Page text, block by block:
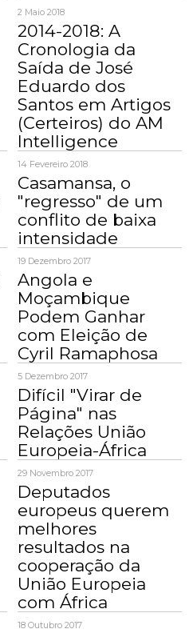
2 Maio 2018
2014-2018: A
Cronologia da
Saída de José
Eduardo dos
Santos em Artigos
(Certeiros) do AM
Intelligence
14 Fevereiro 2018
Casamansa, o
"regresso" de um
conflito de baixa
intensidade
19 Dezembro 2017
Angola e
Moçambique
Podem Ganhar
com Eleição de
Cyril Ramaphosa
5 Dezembro 2017
Difícil "Virar de
Página" nas
Relações União
Europeia-África
29 Novembro 2017
Deputados
europeus querem
melhores
resultados na
cooperação da
União Europeia
com África
18 Outubro 2017